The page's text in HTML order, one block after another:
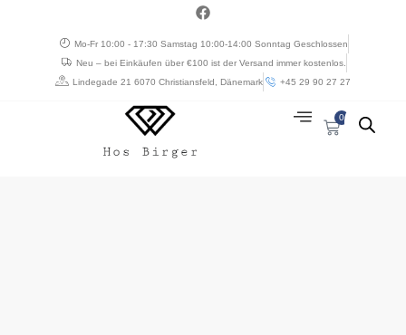
a
e
o
o
Mo-Fr 10:00 - 17:30 Samstag 10:00-14:00 Sonntag Geschlossen
Neu – bei Einkäufen über €100 ist der Versand immer kostenlos.
Lindegade 21 6070 Christiansfeld, Dänemark
+45 29 90 27 27
0
Cart